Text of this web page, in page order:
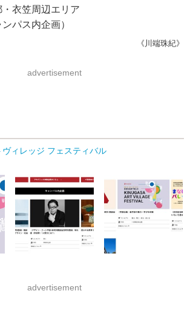
衣笠周辺エリア
パス内企画）
《川端珠紀》
advertisement
ィレッジ フェスティバル
advertisement